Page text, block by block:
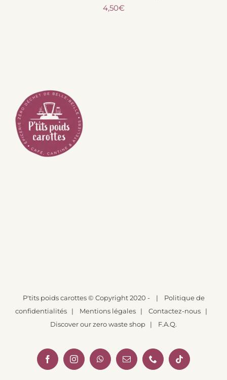
4,50€
P'tits poids carottes© Copyright 2020 - | Politique de
confidentialités | Mentions légales | Contactez-nous |
Discover our zero waste shop | F.A.Q.
FacebookInstagramWhatsAppEmail TéléphoneTiktok